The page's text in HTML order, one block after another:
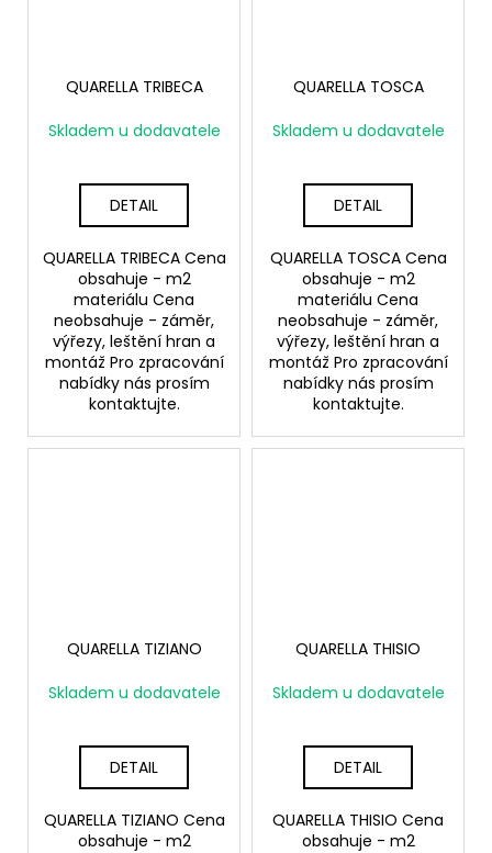
QUARELLA TRIBECA
Skladem u dodavatele
DETAIL
QUARELLA TRIBECA Cena
obsahuje - m2
materiálu Cena
neobsahuje - záměr,
výřezy, leštění hran a
montáž Pro zpracování
nabídky nás prosím
kontaktujte.
QUARELLA TOSCA
Skladem u dodavatele
DETAIL
QUARELLA TOSCA Cena
obsahuje - m2
materiálu Cena
neobsahuje - záměr,
výřezy, leštění hran a
montáž Pro zpracování
nabídky nás prosím
kontaktujte.
QUARELLA TIZIANO
Skladem u dodavatele
DETAIL
QUARELLA TIZIANO Cena
obsahuje - m2
QUARELLA THISIO
Skladem u dodavatele
DETAIL
QUARELLA THISIO Cena
obsahuje - m2